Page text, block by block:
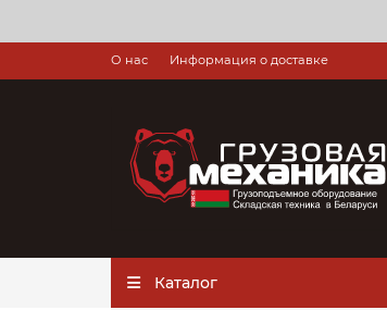
О нас Информация о доставке
Каталог